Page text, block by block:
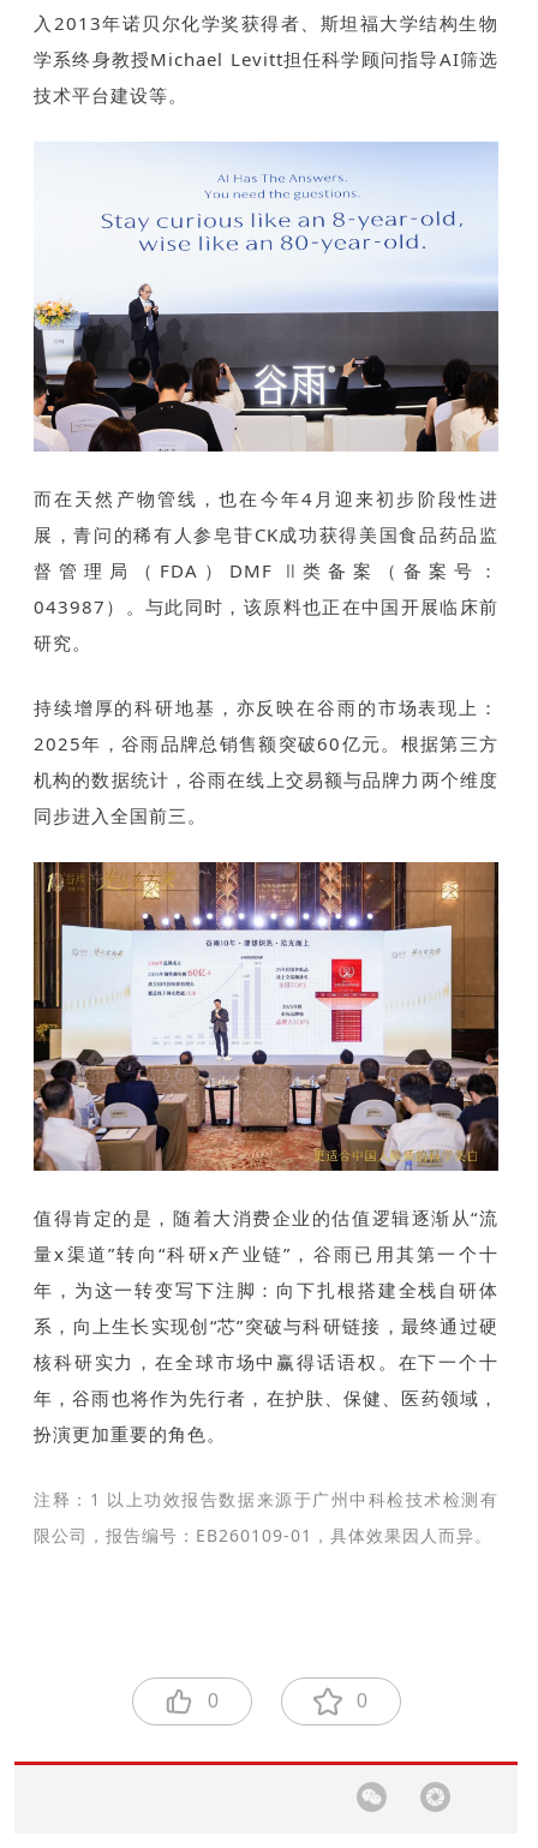
入2013年诺贝尔化学奖获得者、斯坦福大学结构生物
学系终身教授Michael Levitt担任科学顾问指导AI筛选
技术平台建设等。
而在天然产物管线，也在今年4月迎来初步阶段性进
展，青问的稀有人参皂苷CK成功获得美国食品药品监
督管理局（FDA）DMF Ⅱ类备案（备案号：
043987）。与此同时，该原料也正在中国开展临床前
研究。
持续增厚的科研地基，亦反映在谷雨的市场表现上：
2025年，谷雨品牌总销售额突破60亿元。根据第三方
机构的数据统计，谷雨在线上交易额与品牌力两个维度
同步进入全国前三。
值得肯定的是，随着大消费企业的估值逻辑逐渐从“流
量x渠道”转向“科研x产业链”，谷雨已用其第一个十
年，为这一转变写下注脚：向下扎根搭建全栈自研体
系，向上生长实现创“芯”突破与科研链接，最终通过硬
核科研实力，在全球市场中赢得话语权。在下一个十
年，谷雨也将作为先行者，在护肤、保健、医药领域，
扮演更加重要的角色。
注释：1 以上功效报告数据来源于广州中科检技术检测有
限公司，报告编号：EB260109-01，具体效果因人而异。
0 0